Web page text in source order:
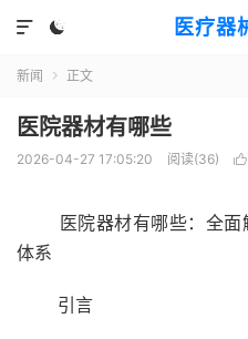
医疗器


新闻  正文
医院器材有哪些
2026-04-27 17:05:20 阅读(36) 
医院器材有哪些：全面
体系
引言